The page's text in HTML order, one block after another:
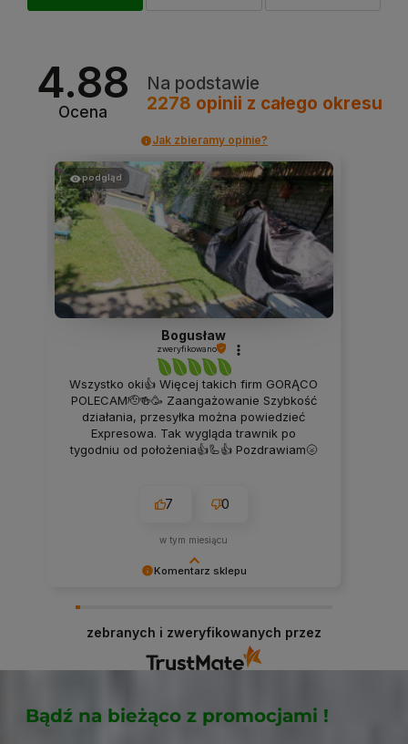
4.88
Ocena
Na podstawie
2278 opinii z całego okresu
Jak zbieramy opinie?
Komentarz sklepu
jakość naszych usług. Mamy nadzieję, że już
teraz sprostaliśmy Twoim wymaganiom i wrócisz
do nas ponownie.
podgląd
Bogusław
zweryfikowano
Wszystko oki👍 Więcej takich firm GORĄCO
POLECAM🫡🍻🥳 Zaangażowanie Szybkość
działania, przesyłka można powiedzieć
Expresowa. Tak wygląda trawnik po
tygodniu od położenia👍🦾👍 Pozdrawiam🌝
7 0
w tym miesiącu
zebranych i zweryfikowanych przez
Bądź na bieżąco z promocjami !